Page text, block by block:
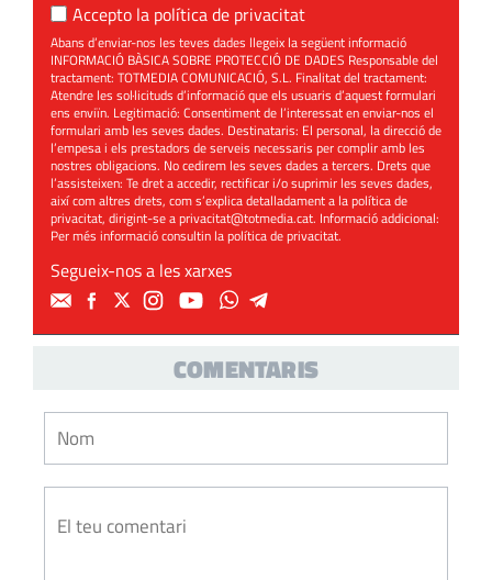
Accepto la política de privacitat
Abans d’enviar-nos les teves dades llegeix la següent informació
INFORMACIÓ BÀSICA SOBRE PROTECCIÓ DE DADES Responsable del
tractament: TOTMEDIA COMUNICACIÓ, S.L. Finalitat del tractament:
Atendre les sol·licituds d’informació que els usuaris d’aquest formulari
ens enviïn. Legitimació: Consentiment de l’interessat en enviar-nos el
formulari amb les seves dades. Destinataris: El personal, la direcció de
l’empesa i els prestadors de serveis necessaris per complir amb les
nostres obligacions. No cedirem les seves dades a tercers. Drets que
l’assisteixen: Te dret a accedir, rectificar i/o suprimir les seves dades,
així com altres drets, com s’explica detalladament a la política de
privacitat, dirigint-se aprivacitat@totmedia.cat. Informació addicional:
Per més informació consultin lapolítica de privacitat.
Segueix-nos a les xarxes
COMENTARIS